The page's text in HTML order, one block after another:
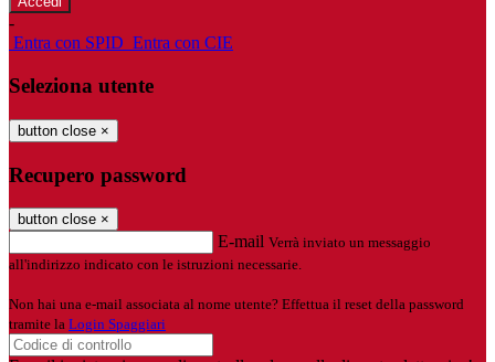
-
Entra con SPID Entra con CIE
Seleziona utente
button close ×
Recupero password
button close ×
E-mail Verrà inviato un messaggio
all'indirizzo indicato con le istruzioni necessarie.
Non hai una e-mail associata al nome utente? Effettua il reset della password
tramite la Login Spaggiari